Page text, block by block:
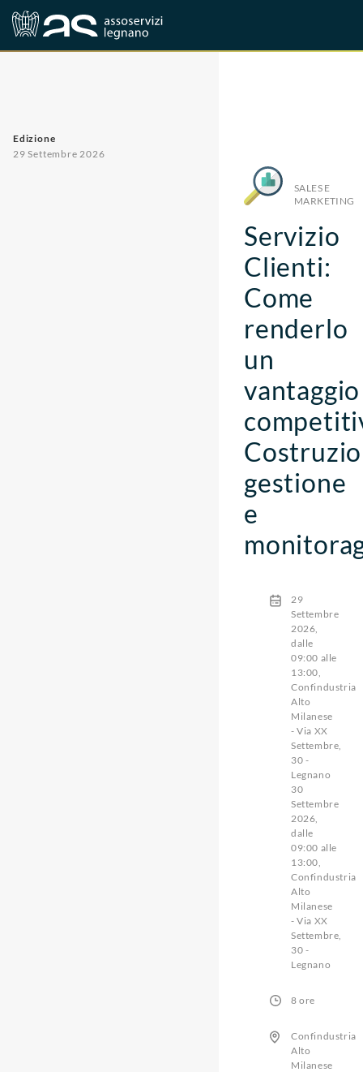
Corsi Sales e marketing
Edizione
29 Settembre 2026
SALES E
MARKETING
Servizio
Clienti:
Come
renderlo
un
vantaggio
gestione
e
29
Settembre
2026,
dalle
09:00 alle
13:00,
Confindustria
Alto
Milanese
- Via XX
Settembre,
30 -
Legnano
30
Settembre
2026,
dalle
09:00 alle
13:00,
Confindustria
Alto
Milanese
- Via XX
Settembre,
30 -
Legnano
8 ore
Confindustria
Alto
Milanese